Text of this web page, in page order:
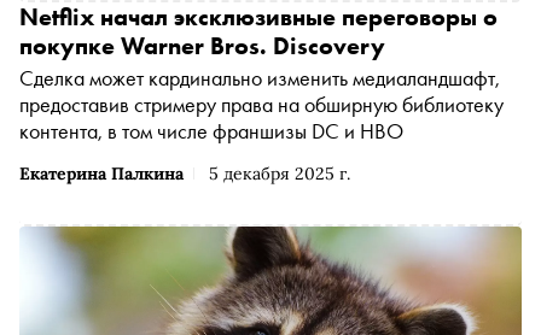
Екатерина Палкина 5 декабря 2025 г.
Netflix начал эксклюзивные переговоры о
покупке Warner Bros. Discovery
Сделка может кардинально изменить медиаландшафт,
предоставив стримеру права на обширную библиотеку
контента, в том числе франшизы DC и HBO